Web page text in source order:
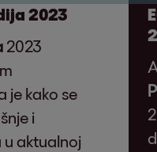
2023
2023
je kako se
i
aktualnoj